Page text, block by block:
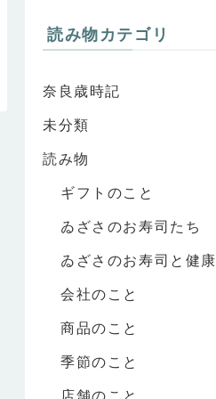
読み物カテゴリ
奈良歳時記
未分類
読み物
ギフトのこと
ゐざさのお寿司たち
ゐざさのお寿司と健康
会社のこと
商品のこと
季節のこと
店舗のこと